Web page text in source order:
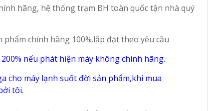
hãng, hệ thống trạm BH toàn quốc tận nhà quý
phẩm chính hãng 100%.lắp đặt theo yêu cầu
nếu phát hiện máy không chính hãng.
cho máy lạnh suốt đời sản phẩm,khi mua
tôi.